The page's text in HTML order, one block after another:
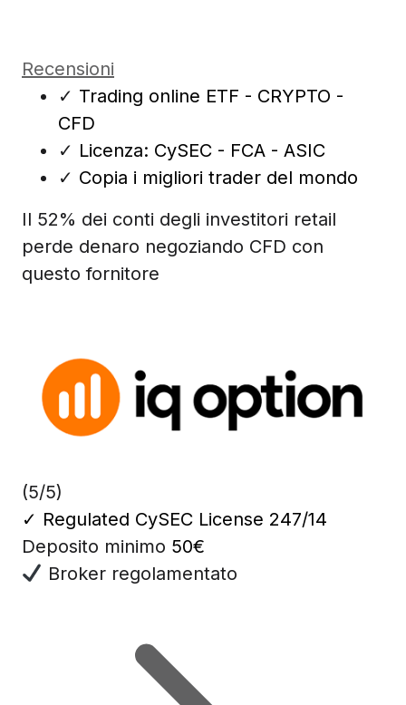
Recensioni
✓ Trading online ETF - CRYPTO -
CFD
✓ Licenza: CySEC - FCA - ASIC
✓ Copia i migliori trader del mondo
Il 52% dei conti degli investitori retail
perde denaro negoziando CFD con
questo fornitore
(5/5)
✓ Regulated CySEC License 247/14
Deposito minimo 50€
Broker regolamentato